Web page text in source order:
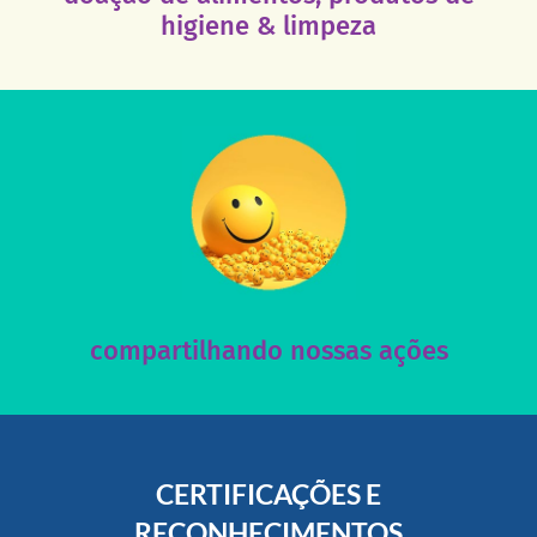
higiene & limpeza
Esses tipos de produtos são muito necessários em
compartilhando nossas ações
Acesse nossas redes sociais e nos ajude compartilhando
nossos posts e nosso site!
acesse nosso instagram
CERTIFICAÇÕES E